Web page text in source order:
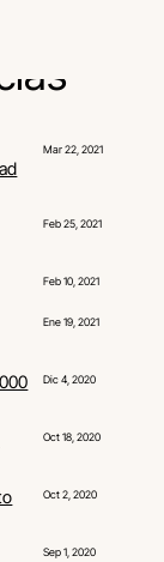
Mar 22, 2021
Feb 25, 2021
Feb 10, 2021
Ene 19, 2021
Dic 4, 2020
Oct 18, 2020
Oct 2, 2020
Sep 1, 2020